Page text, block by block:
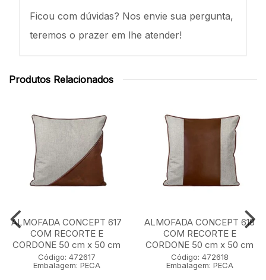
Ficou com dúvidas? Nos envie sua pergunta,
teremos o prazer em lhe atender!
Produtos Relacionados
ALMOFADA CONCEPT 617
COM RECORTE E
CORDONE 50 cm x 50 cm
Código: 472617
Embalagem: PECA
ALMOFADA CONCEPT 618
COM RECORTE E
CORDONE 50 cm x 50 cm
Código: 472618
Embalagem: PECA